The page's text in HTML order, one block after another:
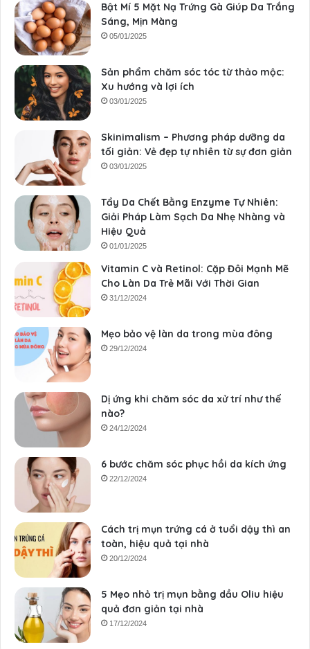
Bật Mí 5 Mặt Nạ Trứng Gà Giúp Da Trắng
Sáng, Mịn Màng
05/01/2025
Sản phẩm chăm sóc tóc từ thảo mộc:
Xu hướng và lợi ích
03/01/2025
Skinimalism – Phương pháp dưỡng da
tối giản: Vẻ đẹp tự nhiên từ sự đơn giản
03/01/2025
Tẩy Da Chết Bằng Enzyme Tự Nhiên:
Giải Pháp Làm Sạch Da Nhẹ Nhàng và
Hiệu Quả
01/01/2025
Vitamin C và Retinol: Cặp Đôi Mạnh Mẽ
Cho Làn Da Trẻ Mãi Với Thời Gian
31/12/2024
Mẹo bảo vệ làn da trong mùa đông
29/12/2024
Dị ứng khi chăm sóc da xử trí như thế
nào?
24/12/2024
6 bước chăm sóc phục hồi da kích ứng
22/12/2024
Cách trị mụn trứng cá ở tuổi dậy thì an
toàn, hiệu quả tại nhà
20/12/2024
5 Mẹo nhỏ trị mụn bằng dầu Oliu hiệu
quả đơn giản tại nhà
17/12/2024